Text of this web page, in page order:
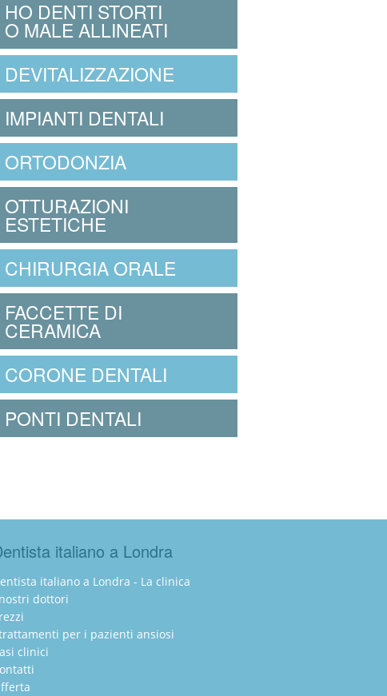
HO DENTI STORTI
O MALE ALLINEATI
DEVITALIZZAZIONE
IMPIANTI DENTALI
ORTODONZIA
OTTURAZIONI
ESTETICHE
CHIRURGIA ORALE
FACCETTE DI
CERAMICA
CORONE DENTALI
PONTI DENTALI
italiano a Londra
italiano a Londra - La clinica
dottori
per i pazienti ansiosi
clinici